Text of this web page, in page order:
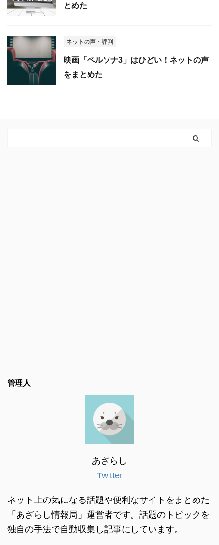
とめた
ネットの声・評判
映画「ペルソナ3」はひどい！ネットの声
をまとめた
管理人
あざらし
Twitter
ネット上の気になる話題や便利なサイトをまとめた
「あざらし情報局」運営者です。話題のトピックを
独自の手法で自動収集し記事にしています。